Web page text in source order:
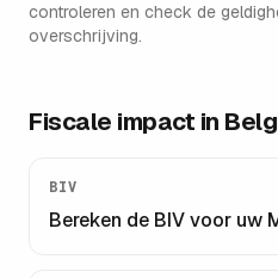
controleren en check de
overschrijving.
Fiscale impact in
BIV
Bereken de BIV voor uw